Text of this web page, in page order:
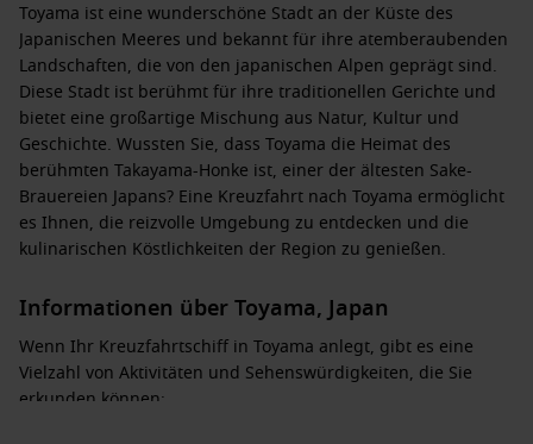
Toyama ist eine wunderschöne Stadt an der Küste des
Japanischen Meeres und bekannt für ihre atemberaubenden
Landschaften, die von den japanischen Alpen geprägt sind.
Diese Stadt ist berühmt für ihre traditionellen Gerichte und
bietet eine großartige Mischung aus Natur, Kultur und
Geschichte. Wussten Sie, dass Toyama die Heimat des
berühmten Takayama-Honke ist, einer der ältesten Sake-
Brauereien Japans? Eine Kreuzfahrt nach Toyama ermöglicht
es Ihnen, die reizvolle Umgebung zu entdecken und die
kulinarischen Köstlichkeiten der Region zu genießen.
Informationen über Toyama, Japan
Wenn Ihr Kreuzfahrtschiff in Toyama anlegt, gibt es eine
Vielzahl von Aktivitäten und Sehenswürdigkeiten, die Sie
erkunden können: